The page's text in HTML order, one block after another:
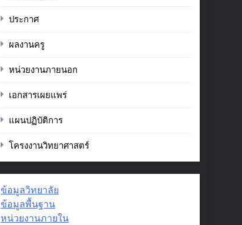
ประกาศ
ผลงานครู
หน่วยงานภายนอก
เอกสารเผยแพร่
แผนปฏิบัติการ
โครงงานวิทยาศาสตร์
ข้อมูลวิทยาลัย
ข้อมูลพื้นฐาน
หน่วยงานภายใน